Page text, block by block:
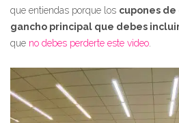
que entiendas porque los cupones
gancho principal que debes
que no debes perderte este video